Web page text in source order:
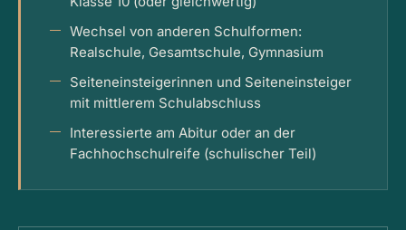
Wechsel von anderen Schulformen:
Realschule, Gesamtschule, Gymnasium
Seiteneinsteigerinnen und Seiteneinsteiger
mit mittlerem Schulabschluss
Interessierte am Abitur oder an der
Fachhochschulreife (schulischer Teil)